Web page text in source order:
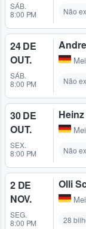
SÁB.
8:00 PM
Não
24 DE
OUT.
SÁB.
8:00 PM
Não
30 DE
OUT.
SEX.
8:00 PM
Não
2 DE
NOV.
SEG.
8:00 PM
Olli
28